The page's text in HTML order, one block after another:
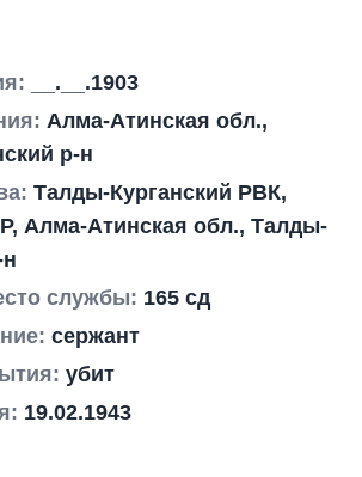
__.__.1903
Алма-Атинская обл.,
р-н
Талды-Курганский РВК,
Алма-Атинская обл., Талды-
службы: 165 сд
сержант
убит
19.02.1943